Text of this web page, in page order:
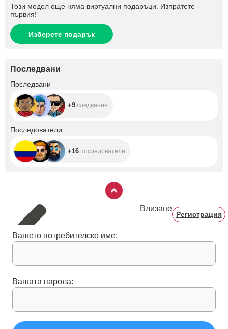
Този модел още няма виртуални подаръци. Изпратете
първия!
Изберете подарък
Последвани
Последвани
+9 следвания
Последователи
+16 последователи
Влизане
Регистрация
Вашето потребителско име:
Вашата парола: